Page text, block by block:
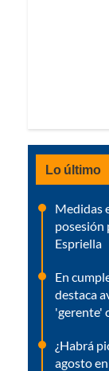
Lo último
Medidas
posesión
Espriella
En
destaca
'gerente'
¿Habrá
agosto